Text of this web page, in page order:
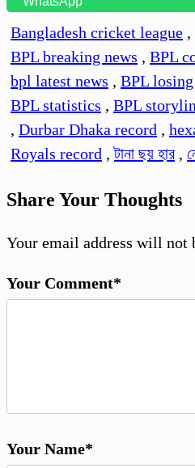
Bangladesh cricket league ,
BPL breaking news , BPL
bpl latest news , BPL
BPL statistics , BPL
, Durbar Dhaka record ,
Royals record ,টানা ছয় হার ,
Share Your Thoughts
Your email address will not
Your Comment*
Your Name*